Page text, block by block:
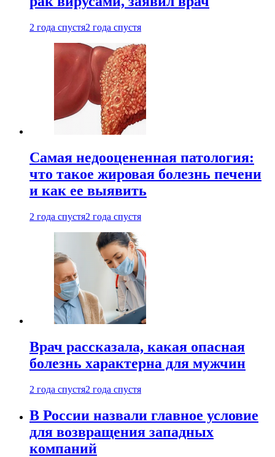
2 года спустя2 года спустя
Самая недооцененная патология:
что такое жировая болезнь печени
и как ее выявить
2 года спустя2 года спустя
Врач рассказала, какая опасная
болезнь характерна для мужчин
2 года спустя2 года спустя
В России назвали главное условие
для возвращения западных
компаний